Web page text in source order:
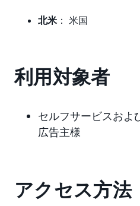
北米 ： 米国
利用対象者
セルフサービスおよ
広告主様
アクセス方法